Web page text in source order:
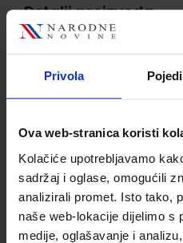
Privola
Ova web-stranica koristi
Kolačiće upotrebljavamo
sadržaj i oglase, omogućili
analizirali promet. Isto tako,
naše web-lokacije dijelimo s
medije, oglašavanje i
Detalji proizvoda
Šifra proizvoda